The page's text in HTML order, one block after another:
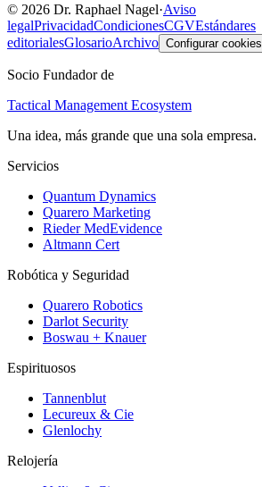
© 2026 Dr. Raphael Nagel·Aviso
legalPrivacidadCondicionesCGVEstándares
editorialesGlosarioArchivo Configurar cookies
Socio Fundador de
Tactical Management Ecosystem
Una idea, más grande que una sola empresa.
Servicios
Quantum Dynamics
Quarero Marketing
Rieder MedEvidence
Altmann Cert
Robótica y Seguridad
Quarero Robotics
Darlot Security
Boswau + Knauer
Espirituosos
Tannenblut
Lecureux & Cie
Glenlochy
Relojería